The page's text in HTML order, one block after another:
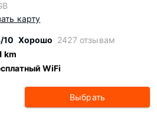
карту
10 Хорошо 2427 отзывам
km
WiFi
Выбрать